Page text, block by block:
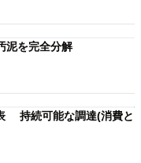
泥を完全分解
持続可能な調達(消費と